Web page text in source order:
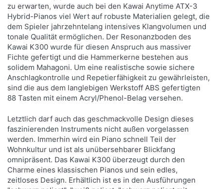
zu erwarten, wurde auch bei den Kawai Anytime ATX-3
Hybrid-Pianos viel Wert auf robuste Materialien gelegt, die
dem Spieler jahrzehntelang intensives Klangvolumen und
tonale Qualität ermöglichen. Der Resonanzboden des
Kawai K300 wurde für diesen Anspruch aus massiver
Fichte gefertigt und die Hammerkerne bestehen aus
solidem Mahagoni. Um eine realistische sowie sichere
Anschlagkontrolle und Repetierfähigkeit zu gewährleisten,
sind die aus dem langlebigen Werkstoff ABS gefertigten
88 Tasten mit einem Acryl/Phenol-Belag versehen.
Letztlich darf auch das geschmackvolle Design dieses
faszinierenden Instruments nicht außen vorgelassen
werden. Immerhin wird ein Piano schnell Teil der
Wohnkultur und ist als unübersehbarer Blickfang
omnipräsent. Das Kawai K300 überzeugt durch den
Charme eines klassischen Pianos und sein edles,
zeitloses Design. Erhältlich ist es in den Ausführungen